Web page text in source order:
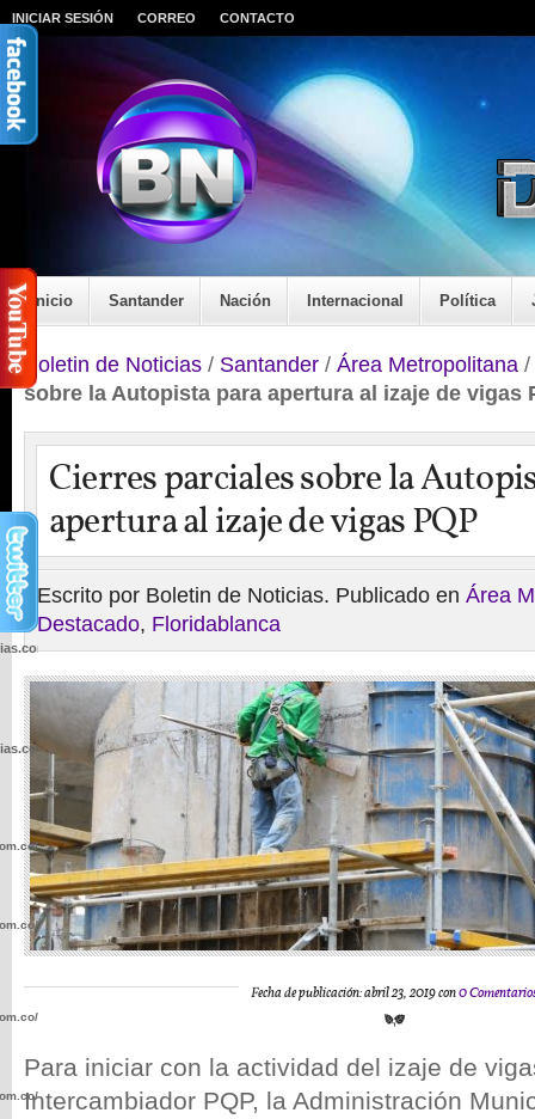
INICIAR SESIÓN CORREO CONTACTO
Inicio Santander Nación Internacional Política
Boletin de Noticias / Santander / Área Metropolitana /
sobre la Autopista para apertura al izaje de vigas
Cierres parciales sobre la
apertura al izaje de vigas PQP
Escrito por Boletin de Noticias. Publicado en Área
Destacado, Floridablanca
Fecha de publicación: abril 23, 2019 con0
Para iniciar con la actividad del izaje de
Intercambiador PQP, la Administración
wp-
wp-
wp-
wp-
wp-
wp-